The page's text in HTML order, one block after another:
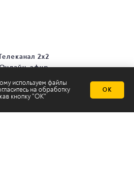
используем файлы
на обработку
кнопку "ОК"
ОК
2х2
эфир
Все темы